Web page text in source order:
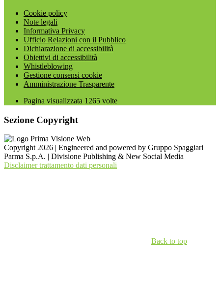
Cookie policy
Note legali
Informativa Privacy
Ufficio Relazioni con il Pubblico
Dichiarazione di accessibilità
Obiettivi di accessibilità
Whistleblowing
Gestione consensi cookie
Amministrazione Trasparente
Pagina visualizzata 1265 volte
Sezione Copyright
Copyright 2026 | Engineered and powered by Gruppo Spaggiari
Parma S.p.A. | Divisione Publishing & New Social Media
Disclaimer trattamento dati personali
Back to top